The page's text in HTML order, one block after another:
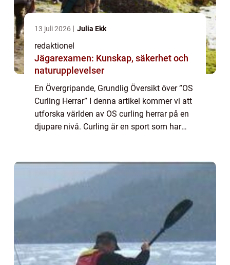
13 juli 2026 Julia Ekk
redaktionel
Jägarexamen: Kunskap, säkerhet och
naturupplevelser
En Övergripande, Grundlig Översikt över ”OS
Curling Herrar” I denna artikel kommer vi att
utforska världen av OS curling herrar på en
djupare nivå. Curling är en sport som har